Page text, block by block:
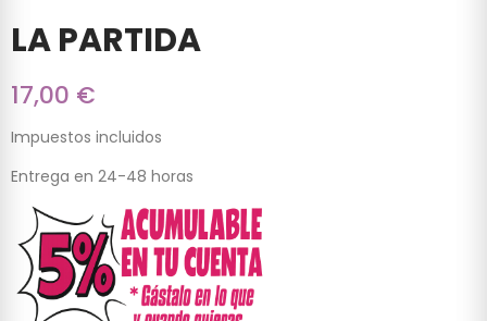
LA PARTIDA
17,00 €
Impuestos incluidos
Entrega en 24-48 horas